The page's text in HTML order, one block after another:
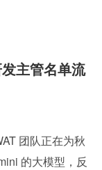
主管名单流
团队正在为秋
的大模型，反